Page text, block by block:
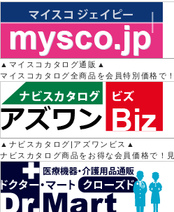
▲マイスコカタログ通販▲
マイスコカタログ全商品を会員特別価格で
▲ナビスカタログ|アズワンビス▲
ナビスカタログ商品をお得な会員価格で！